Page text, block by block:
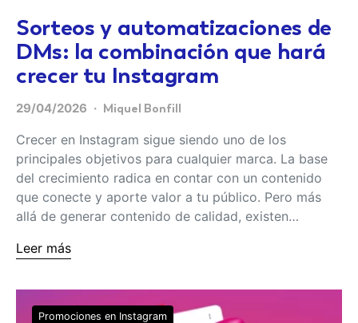
Sorteos y automatizaciones de
DMs: la combinación que hará
crecer tu Instagram
29/04/2026 Miquel Bonfill
Crecer en Instagram sigue siendo uno de los
principales objetivos para cualquier marca. La base
del crecimiento radica en contar con un contenido
que conecte y aporte valor a tu público. Pero más
allá de generar contenido de calidad, existen…
Leer más
Promociones en Instagram